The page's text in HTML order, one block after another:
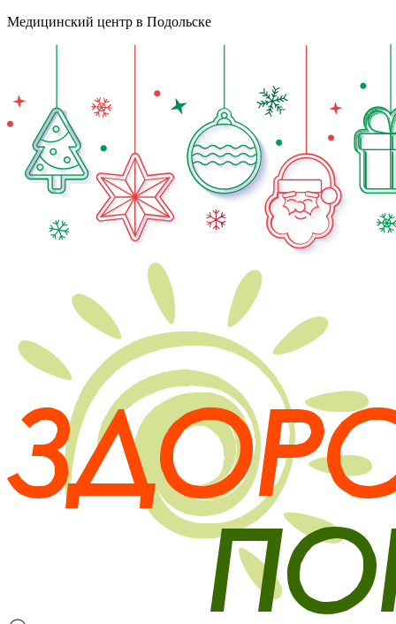
Медицинский центр в Подольске